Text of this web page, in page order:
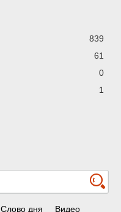
839
61
0
1
Слово дня Видео